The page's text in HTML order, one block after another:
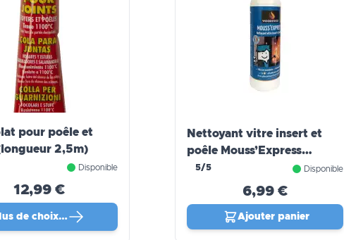
pour poêle et
2,5m)
Disponible
12,99 €
de choix…
Nettoyant vitre insert et
poêle Mouss’Express
Woodstock®
5/5 Disponible
6,99 €
Ajouter panier